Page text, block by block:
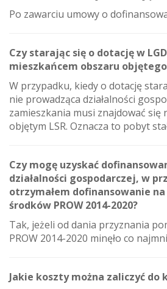
Po zawarciu umowy o
Czy starając się o dotację w
mieszkańcem obszaru objętego
W przypadku, kiedy o dotację
nie prowadząca działalności
zamieszkania musi znajdować się
objętym LSR. Oznacza to pobyt
Czy mogę uzyskać
działalności gospodarczej, w
otrzymałem dofinansowanie
środków PROW 2014-2020?
Tak, jeżeli od dania przyznania
PROW 2014-2020 minęło co
Jakie koszty można zaliczyć do